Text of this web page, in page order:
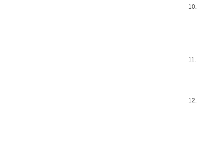
10.
11.
12.